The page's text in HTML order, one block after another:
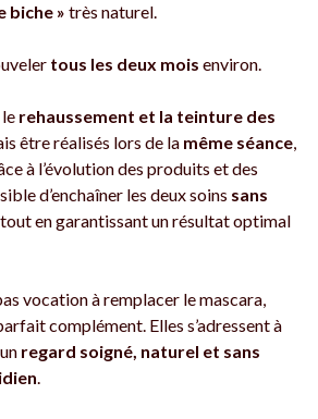
biche » très naturel.
tous les deux mois environ.
le rehaussement et la teinture des
être réalisés lors de la même séance,
à l’évolution des produits et des
d’enchaîner les deux soins sans
en garantissant un résultat optimal
vocation à remplacer le mascara,
complément. Elles s’adressent à
regard soigné, naturel et sans
.